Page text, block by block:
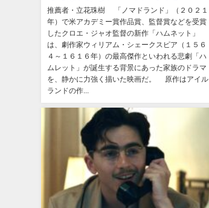
推薦者・立花珠樹 「ノマドランド」（２０２１
年）で米アカデミー賞作品賞、監督賞などを受賞
したクロエ・ジャオ監督の新作「ハムネット」
は、劇作家ウィリアム・シェークスピア（１５６
４～１６１６年）の最高傑作といわれる悲劇「ハ
ムレット」が誕生する背景にあった家族のドラマ
を、静かに力強く描いた映画だ。 原作はアイル
ランドの作...